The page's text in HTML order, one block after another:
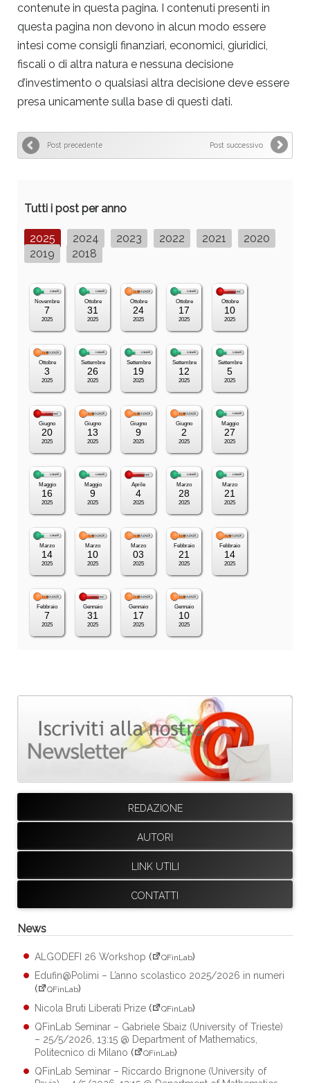
contenute in questa pagina. I contenuti presenti in
questa pagina non devono in alcun modo essere
intesi come consigli finanziari, economici, giuridici,
fiscali o di altra natura e nessuna decisione
d’investimento o qualsiasi altra decisione deve essere
presa unicamente sulla base di questi dati.
Post precedente Post successivo
Tutti i post per anno
2025 2024 2023 2022 2021
2020
2019
2018
Novembre
7
2025
Ottobre
31
2025
Ottobre
24
2025
Ottobre
17
2025
Ottobre
10
2025
Ottobre
3
2025
Settembre
26
2025
Settembre
19
2025
Settembre
12
2025
Settembre
5
2025
Giugno
20
2025
Giugno
13
2025
Giugno
9
2025
Giugno
2
2025
Maggio
27
2025
Maggio
16
2025
Maggio
9
2025
Aprile
4
2025
Marzo
28
2025
Marzo
21
2025
Marzo
14
2025
Marzo
10
2025
Marzo
03
2025
Febbraio
21
2025
Febbraio
14
2025
Febbraio
7
2025
Gennaio
31
2025
Gennaio
17
2025
Gennaio
10
2025
REDAZIONE
AUTORI
LINK UTILI
CONTATTI
News
ALGODEFI 26 Workshop ( QFinLab)
Edufin@Polimi – L’anno scolastico 2025/2026 in numeri
(
QFinLab)
Nicola Bruti Liberati Prize ( QFinLab)
QFinLab Seminar – Gabriele Sbaiz (University of Trieste)
– 25/5/2026, 13:15 @ Department of Mathematics,
Politecnico di Milano ( QFinLab)
QFinLab Seminar – Riccardo Brignone (University of